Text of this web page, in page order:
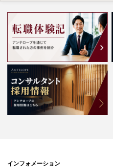
インフォメーション